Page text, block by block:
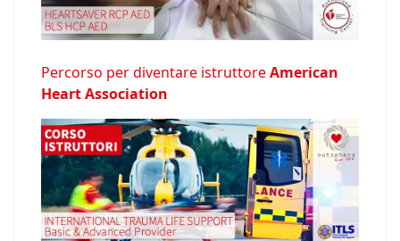
Percorso per diventare istruttoreAmerican
Heart Association